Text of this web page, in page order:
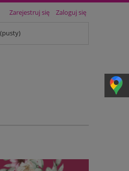
Zarejestruj się Zaloguj się
(pusty)